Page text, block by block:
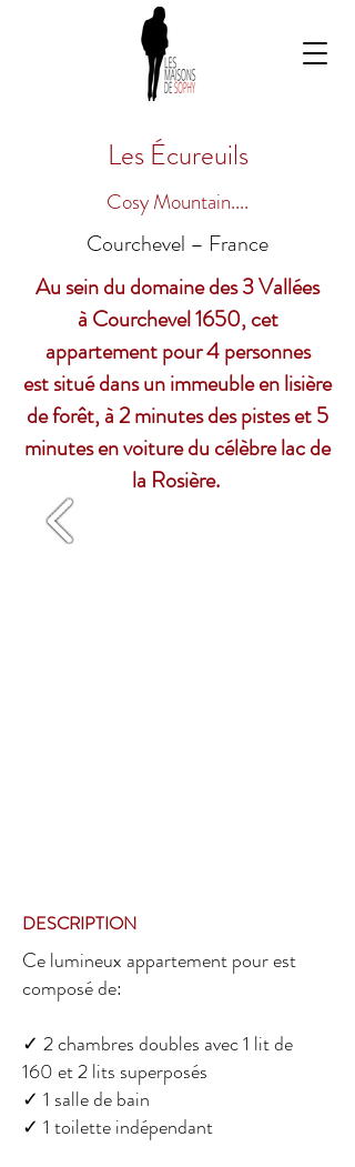
LesÉcureuils
Cosy Mountain....
Courchevel – France
Au sein du domaine des 3 Vallées
à Courchevel 1650, cet
appartement pour 4 personnes
est situé dans un immeuble en lisière
de forêt, à 2 minutes des pistes et 5
minutes en voiture du célèbre lac de
la Rosière.
DESCRIPTION
Ce lumineux appartement pour est
composé de:
✓ 2chambres doubles avec 1 lit de
160 et 2 lits superposés
✓ 1 salle de bain
✓ 1 toilette indépendant